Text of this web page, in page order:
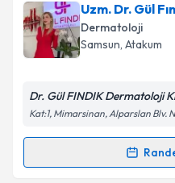
takvim
E-posta Adresiniz
Kişisel verilerimin
Metni'ni okudum
kapsamda
Uzm. Dr. Gül
Dermatoloji
Samsun, Atakum
Dr. Gül FINDIK Dermatoloji
Kat:1, Mimarsinan, Alparslan Blv.
Randevu Takvimi